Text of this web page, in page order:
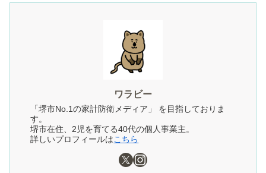
ワラビー
「堺市No.1の家計防衛メディア」 を目指しておりま
す。
堺市在住、2児を育てる40代の個人事業主。
詳しいプロフィールはこちら